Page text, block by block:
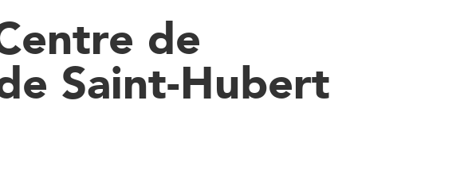
de
Saint-Hubert